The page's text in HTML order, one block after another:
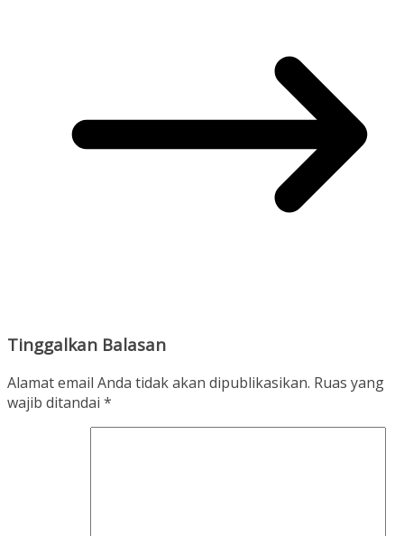
Tinggalkan Balasan
Alamat email Anda tidak akan dipublikasikan. Ruas yang
wajib ditandai *